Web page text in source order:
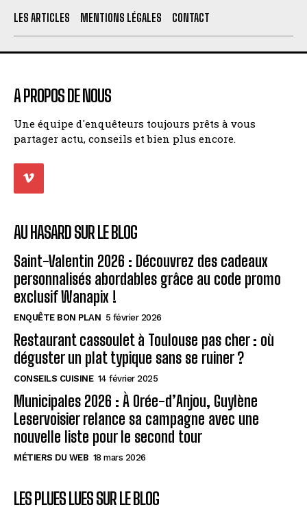
LES ARTICLES MENTIONS LÉGALES CONTACT
A PROPOS DE NOUS
Une équipe d'enquêteurs toujours prêts à vous
partager actu, conseils et bien plus encore.
AU HASARD SUR LE BLOG
Saint-Valentin 2026 : Découvrez des cadeaux
personnalisés abordables grâce au code promo
exclusif Wanapix !
ENQUÊTE BON PLAN 5 février 2026
Restaurant cassoulet à Toulouse pas cher : où
déguster un plat typique sans se ruiner ?
CONSEILS CUISINE 14 février 2025
Municipales 2026 : À Orée-d’Anjou, Guylène
Leservoisier relance sa campagne avec une
nouvelle liste pour le second tour
MÉTIERS DU WEB 18 mars 2026
LES PLUES LUES SUR LE BLOG